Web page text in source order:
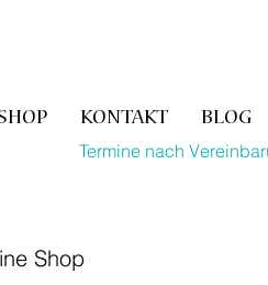
KONTAKT BLOG
Termine nach
Shop